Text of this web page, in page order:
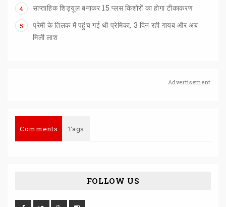
4 साप्ताहिकशिड्यूलबनाकर 15 प्लसकिशोरों काहोगाटीकाकरण
5
प्रेमी के तिलक में पहुंच गई थी प्रेमिका, 3 दिन रही गायब और अब
मिली लाश
Advertisement
Comments Tags
FOLLOW US